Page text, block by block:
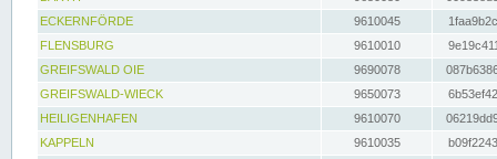
ECKERNFÖRDE
9610045
FLENSBURG
9610010
GREIFSWALD OIE
9690078
GREIFSWALD-WIECK
9650073
HEILIGENHAFEN
9610070
KAPPELN
9610035